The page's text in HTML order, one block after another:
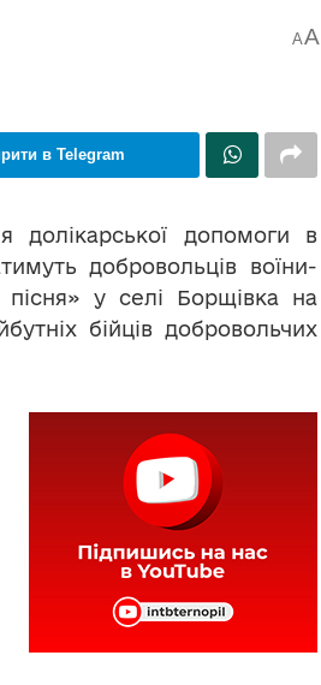
AA
в Telegram
долікарської допомоги в
добровольців воїни-
пісня» у селі Борщівка на
бійців добровольчих